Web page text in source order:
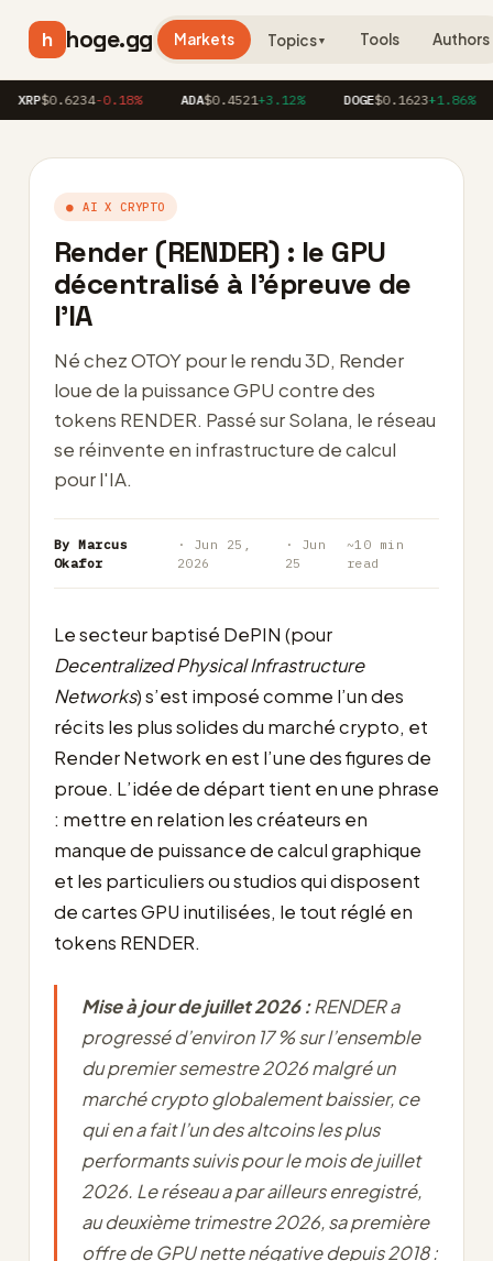
h hoge.gg Markets Topics▼ Tools Authors
$0.6234-0.18% ADA $0.4521+3.12% DOGE $0.1623+1.86%
● AI X CRYPTO
Render (RENDER) : le GPU
décentralisé à l’épreuve de
l’IA
Né chez OTOY pour le rendu 3D, Render
loue de la puissance GPU contre des
tokens RENDER. Passé sur Solana, le réseau
se réinvente en infrastructure de calcul
pour l'IA.
By Marcus
Okafor
· Jun 25,
2026
· Jun
25
~10 min
read
Le secteur baptisé DePIN (pour
Decentralized Physical Infrastructure
Networks) s’est imposé comme l’un des
récits les plus solides du marché crypto, et
Render Network en est l’une des figures de
proue. L’idée de départ tient en une phrase
: mettre en relation les créateurs en
manque de puissance de calcul graphique
et les particuliers ou studios qui disposent
de cartes GPU inutilisées, le tout réglé en
tokens RENDER.
Mise à jour de juillet 2026 :RENDER a
progressé d’environ 17 % sur l’ensemble
du premier semestre 2026 malgré un
marché crypto globalement baissier, ce
qui en a fait l’un des altcoins les plus
performants suivis pour le mois de juillet
2026. Le réseau a par ailleurs enregistré,
au deuxième trimestre 2026, sa première
offre de GPU nette négative depuis 2018 :